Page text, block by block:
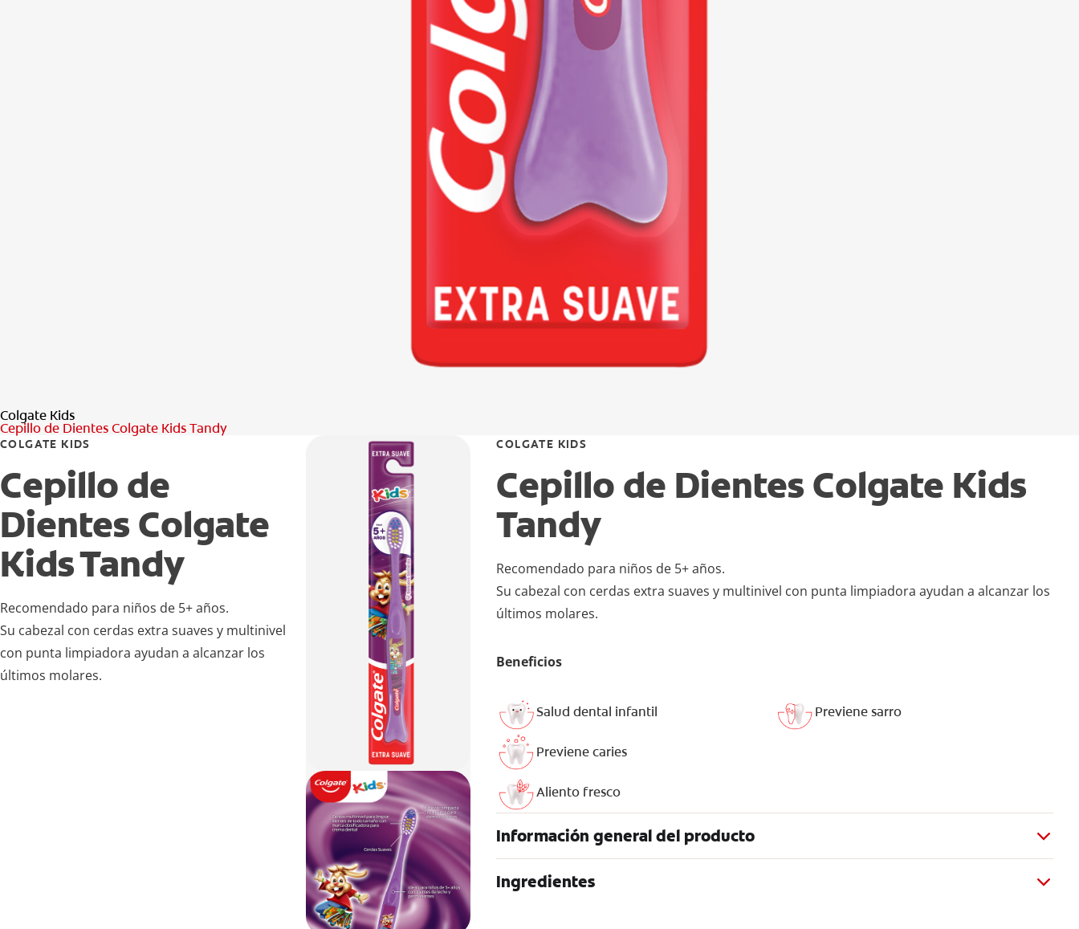
Colgate Kids
Cepillo de Dientes Colgate Kids Tandy
COLGATE KIDS
Cepillo de
Dientes Colgate
Kids Tandy
Recomendado para niños de 5+ años.
Su cabezal con cerdas extra suaves y multinivel
con punta limpiadora ayudan a alcanzar los
últimos molares.
COLGATE KIDS
Cepillo de Dientes Colgate Kids
Tandy
Recomendado para niños de 5+ años.
Su cabezal con cerdas extra suaves y multinivel con punta limpiadora ayudan a alcanzar los
últimos molares.
Beneficios
Salud dental infantil Previene sarro
Previene caries
Aliento fresco
Información general del producto
Ingredientes